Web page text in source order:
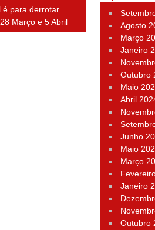
é para derrotar
Março e 5 Abril
Agosto
Março
Janeiro
Outubro
Maio
Abril
Junho
Maio
Março
Janeiro
Outubro